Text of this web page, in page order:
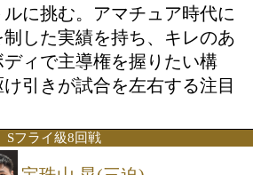
中経過をみる
ジを見る